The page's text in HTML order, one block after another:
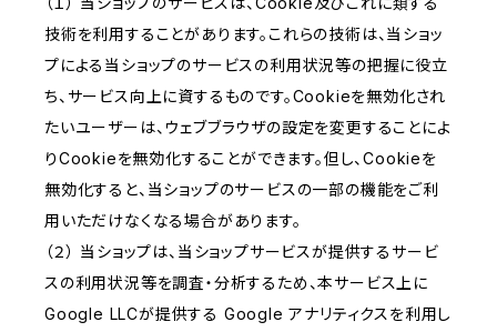
技術を利用することがあります。これらの技術は、当ショッ
プによる当ショップのサービスの利用状況等の把握に役立
ち、サービス向上に資するものです。Cookieを無効化され
たいユーザーは、ウェブブラウザの設定を変更することによ
りCookieを無効化することができます。但し、Cookieを
無効化すると、当ショップのサービスの一部の機能をご利
用いただけなくなる場合があります。
（２） 当ショップは、当ショップサービスが提供するサービ
スの利用状況等を調査・分析するため、本サービス上に
Google LLCが提供する Google アナリティクスを利用し